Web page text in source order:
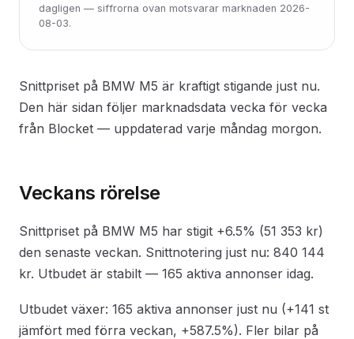
dagligen — siffrorna ovan motsvarar marknaden 2026-
08-03.
Snittpriset på BMW M5 är kraftigt stigande just nu.
Den här sidan följer marknadsdata vecka för vecka
från Blocket — uppdaterad varje måndag morgon.
Veckans rörelse
Snittpriset på BMW M5 har stigit +6.5% (51 353 kr)
den senaste veckan. Snittnotering just nu: 840 144
kr. Utbudet är stabilt — 165 aktiva annonser idag.
Utbudet växer: 165 aktiva annonser just nu (+141 st
jämfört med förra veckan, +587.5%). Fler bilar på